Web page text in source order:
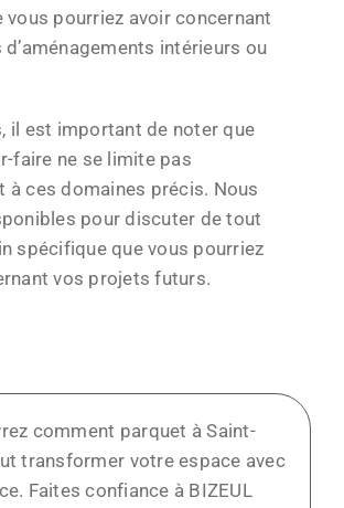
vous pourriez avoir concernant
intérieurs ou
il est important de noter que
faire ne se limite pas
à ces domaines précis. Nous
pour discuter de tout
spécifique que vous pourriez
vos projets futurs.
comment parquet à Saint-
transformer votre espace avec
Faites confiance à BIZEUL